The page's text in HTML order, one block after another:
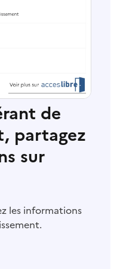
de
partagez
sur
les informations